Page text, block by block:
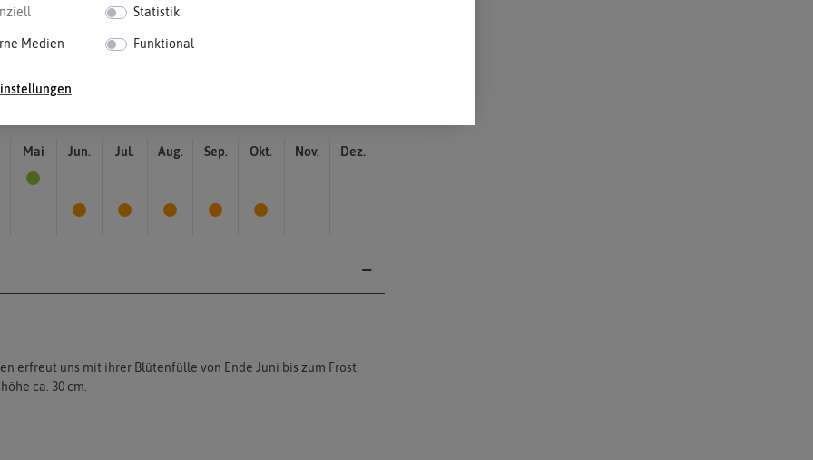
Mai Jun. Jul. Aug. Sep. Okt. Nov. Dez.
erfreut uns mit ihrer Blütenfülle von Ende Juni bis zum Frost.
ca. 30 cm.
Statistik
Medien Funktional